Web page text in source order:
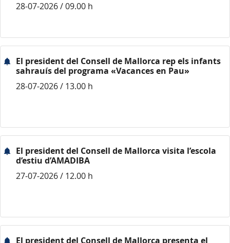
28-07-2026 / 09.00 h
El president del Consell de Mallorca rep els infants
sahrauís del programa «Vacances en Pau»
28-07-2026 / 13.00 h
El president del Consell de Mallorca visita l’escola
d’estiu d’AMADIBA
27-07-2026 / 12.00 h
El president del Consell de Mallorca presenta el